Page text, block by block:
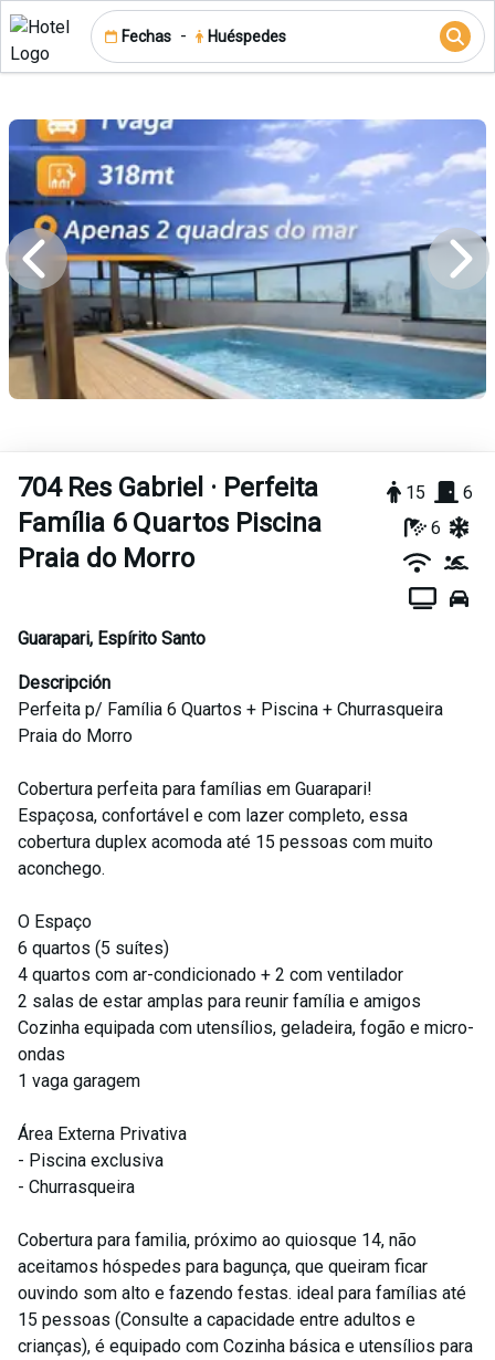
Fechas - Huéspedes
704 Res Gabriel · Perfeita
Família 6 Quartos Piscina
Praia do Morro
15
6
6
Guarapari, Espírito Santo
Descripción
Perfeita p/ Família 6 Quartos + Piscina + Churrasqueira
Praia do Morro
Cobertura perfeita para famílias em Guarapari!
Espaçosa, confortável e com lazer completo, essa
cobertura duplex acomoda até 15 pessoas com muito
aconchego.
O Espaço
6 quartos (5 suítes)
4 quartos com ar-condicionado + 2 com ventilador
2 salas de estar amplas para reunir família e amigos
Cozinha equipada com utensílios, geladeira, fogão e micro-
ondas
1 vaga garagem
Área Externa Privativa
- Piscina exclusiva
- Churrasqueira
Cobertura para familia, próximo ao quiosque 14, não
aceitamos hóspedes para bagunça, que queiram ficar
ouvindo som alto e fazendo festas. ideal para famílias até
15 pessoas (Consulte a capacidade entre adultos e
crianças), é equipado com Cozinha básica e utensílios para